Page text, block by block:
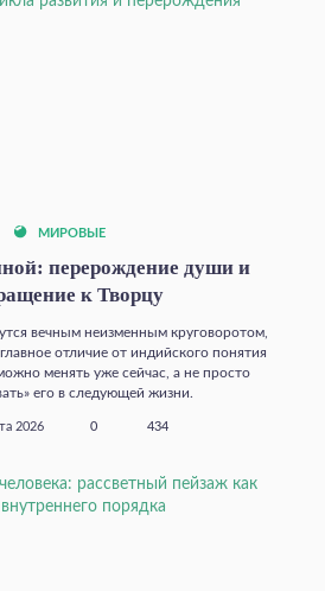
МИРОВЫЕ
перерождение души и
к Творцу
вечным неизменным круговоротом,
отличие от индийского понятия
менять уже сейчас, а не просто
его в следующей жизни.
2026 0 434